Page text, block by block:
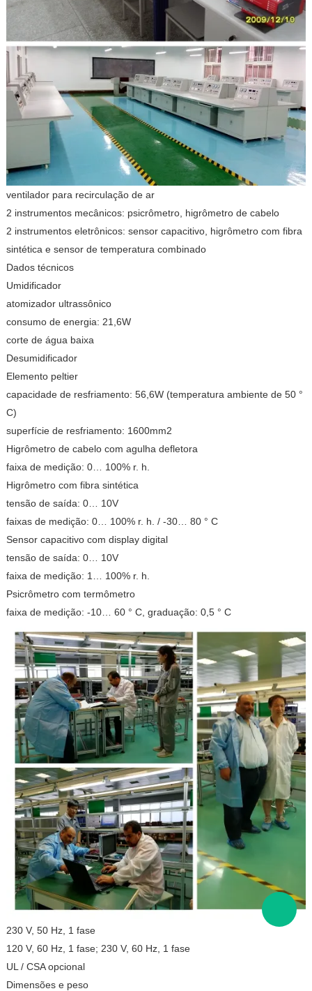
ventilador para recirculação de ar
2 instrumentos mecânicos: psicrômetro, higrômetro de cabelo
2 instrumentos eletrônicos: sensor capacitivo, higrômetro com fibra
sintética e sensor de temperatura combinado
Dados técnicos
Umidificador
atomizador ultrassônico
consumo de energia: 21,6W
corte de água baixa
Desumidificador
Elemento peltier
capacidade de resfriamento: 56,6W (temperatura ambiente de 50 °
C)
superfície de resfriamento: 1600mm2
Higrômetro de cabelo com agulha defletora
faixa de medição: 0… 100% r. h.
Higrômetro com fibra sintética
tensão de saída: 0… 10V
faixas de medição: 0… 100% r. h. / -30… 80 ° C
Sensor capacitivo com display digital
tensão de saída: 0… 10V
faixa de medição: 1… 100% r. h.
Psicrômetro com termômetro
faixa de medição: -10… 60 ° C, graduação: 0,5 ° C
230 V, 50 Hz, 1 fase
120 V, 60 Hz, 1 fase; 230 V, 60 Hz, 1 fase
UL / CSA opcional
Dimensões e peso